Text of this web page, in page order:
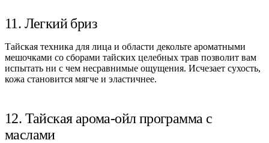
11. Легкий бриз
Тайская техника для лица и области декольте ароматными
мешочками со сборами тайских целебных трав позволит вам
испытать ни с чем несравнимые ощущения. Исчезает сухость,
кожа становится мягче и эластичнее.
12. Тайская арома-ойл программа с
маслами